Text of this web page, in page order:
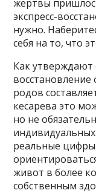
жертвы
экспресс-
нужно.
себя на то, что
Как утверждают
восстановление
родов
кесарева это
но не
реальные
живот в более
собственным